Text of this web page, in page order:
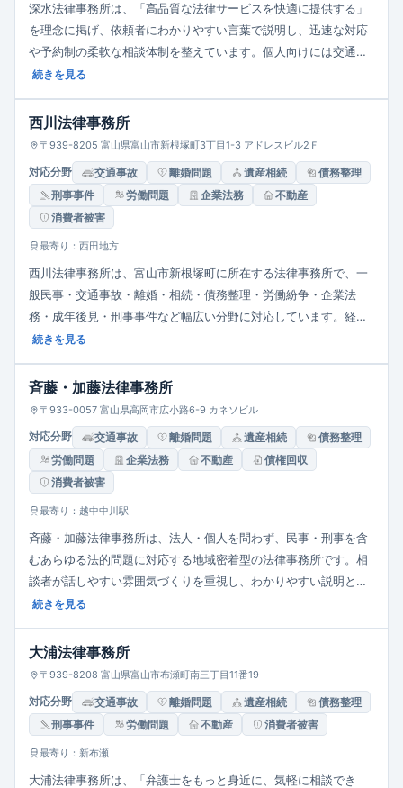
深水法律事務所は、「高品質な法律サービスを快適に提供する」
を理念に掲げ、依頼者にわかりやすい言葉で説明し、迅速な対応
や予約制の柔軟な相談体制を整えています。個人向けには交通事
故・医療過誤・相続・遺言・債務整理などを重点分野とし、法人
企業法務にも対応。相談環境にも配慮しており、完全個室での相
談やオンライン相談も可能で、交通アクセス・駐車場も整ってい
続きを見る
西川法律事務所
〒939-8205 富山県富山市新根塚町3丁目1-3 アドレスビル2Ｆ
対応分野 交通事故 離婚問題 遺産相続
債務整理
刑事事件
労働問題 企業法務
不動産
消費者被害
最寄り：西田地方
西川法律事務所は、富山市新根塚町に所在する法律事務所で、一
般民事・交通事故・離婚・相続・債務整理・労働紛争・企業法
務・成年後見・刑事事件など幅広い分野に対応しています。経験
豊富な弁護士が迅速かつ濃密なリーガルサービスをモットーに、
続きを見る
斉藤・加藤法律事務所
〒933-0057 富山県高岡市広小路6-9 カネソビル
対応分野 交通事故 離婚問題 遺産相続
債務整理
労働問題
企業法務 不動産
債権回収
消費者被害
最寄り：越中中川駅
斉藤・加藤法律事務所は、法人・個人を問わず、民事・刑事を含
むあらゆる法的問題に対応する地域密着型の法律事務所です。相
談者が話しやすい雰囲気づくりを重視し、わかりやすい説明と
「次の一歩を共に考える」姿勢が特徴です。所在地は高岡市広小
続きを見る
大浦法律事務所
〒939-8208 富山県富山市布瀬町南三丁目11番19
対応分野 交通事故 離婚問題 遺産相続
債務整理
刑事事件
労働問題 不動産 消費者被害
最寄り：新布瀬
大浦法律事務所は、「弁護士をもっと身近に、気軽に相談でき